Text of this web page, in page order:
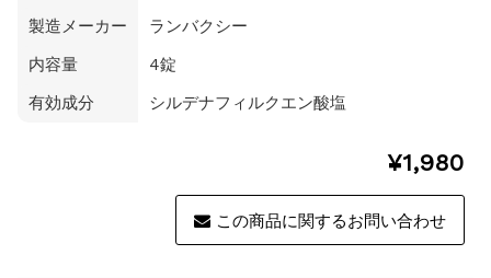
製造メーカー
ランバクシー
内容量
4錠
有効成分
シルデナフィルクエン酸塩
¥1,980
この商品に関するお問い合わせ